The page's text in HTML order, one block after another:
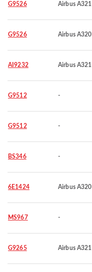
G9526 Airbus A321
G9526 Airbus A320
AI9232 Airbus A321
G9512 -
G9512 -
BS346 -
6E1424 Airbus A320
MS967 -
G9265 Airbus A321